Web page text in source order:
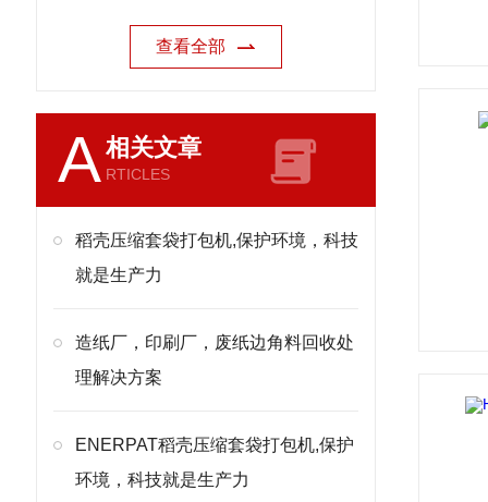
查看全部
A相关文章
RTICLES
稻壳压缩套袋打包机,保护环境，科技
就是生产力
造纸厂，印刷厂，废纸边角料回收处
理解决方案
ENERPAT稻壳压缩套袋打包机,保护
环境，科技就是生产力